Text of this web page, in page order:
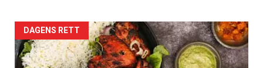
Artikler
detail
DAGENS RETT